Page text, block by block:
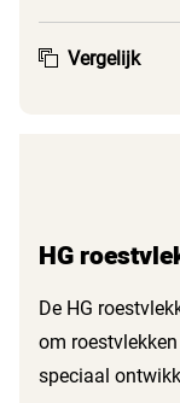
Vergelijk
HG
De HG
om
speciaal